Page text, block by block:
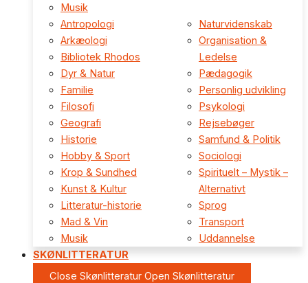
Musik
Antropologi
Arkæologi
Bibliotek Rhodos
Dyr & Natur
Familie
Filosofi
Geografi
Historie
Hobby & Sport
Krop & Sundhed
Kunst & Kultur
Litteratur-historie
Mad & Vin
Musik
Naturvidenskab
Organisation &
Ledelse
Pædagogik
Personlig udvikling
Psykologi
Rejsebøger
Samfund & Politik
Sociologi
Spirituelt – Mystik –
Alternativt
Sprog
Transport
Uddannelse
SKØNLITTERATUR
Close Skønlitteratur Open Skønlitteratur